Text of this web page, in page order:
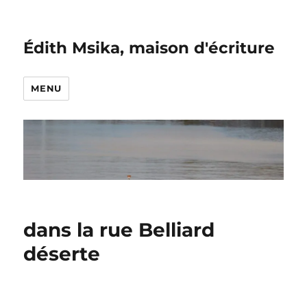
Édith Msika, maison d'écriture
MENU
dans la rue Belliard
déserte